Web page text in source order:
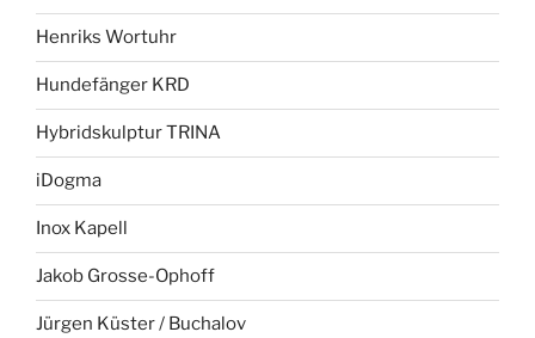
Henriks Wortuhr
Hundefänger KRD
Hybridskulptur TRINA
iDogma
Inox Kapell
Jakob Grosse-Ophoff
Jürgen Küster / Buchalov